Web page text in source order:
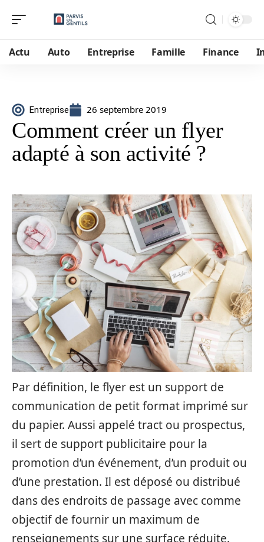
Actu Auto Entreprise Famille Finance
Entreprise 26 septembre 2019
Comment créer un flyer
adapté à son activité ?
Par définition, le flyer est un support de
communication de petit format imprimé sur
du papier. Aussi appelé tract ou prospectus,
il sert de support publicitaire pour la
promotion d’un événement, d’un produit ou
d’une prestation. Il est déposé ou distribué
dans des endroits de passage avec comme
objectif de fournir un maximum de
renseignements sur une surface réduite.